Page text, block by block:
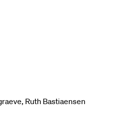
Ruth Bastiaensen